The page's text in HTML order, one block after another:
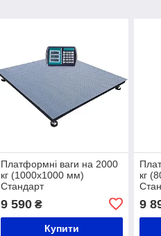
Платформні ваги на 2000
кг (1000х1000 мм)
Стандарт
9 590₴
Купити
кг
9